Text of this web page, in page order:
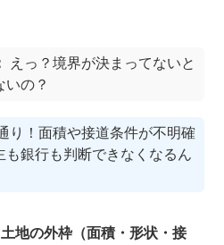
えっ？境界が決まってないと
いの？
り！面積や接道条件が不明確
も銀行も判断できなくなるん
土地の外枠（面積・形状・接